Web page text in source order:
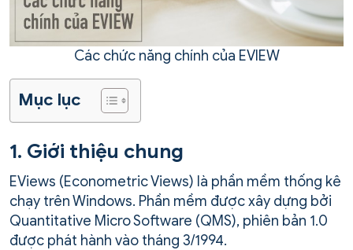
Các chức năng chính của EVIEW
Mục lục
1. Giới thiệu chung
EViews (Econometric Views) là phần mềm thống kê
chạy trên Windows. Phần mềm được xây dựng bởi
Quantitative Micro Software (QMS), phiên bản 1.0
được phát hành vào tháng 3/1994.